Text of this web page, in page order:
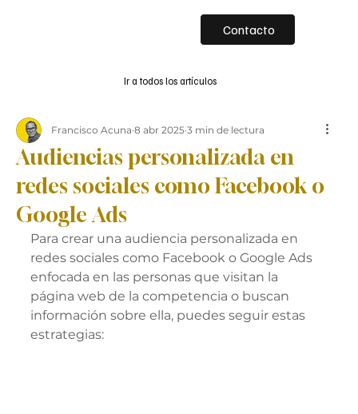
Contacto
Ir a todos los artículos
Audiencias personalizada en
redes sociales como Facebook o
Google Ads
Francisco Acuna 8 abr 2025 3 min de lectura
Para crear una audiencia personalizada en
redes sociales como Facebook o Google Ads
enfocada en las personas que visitan la
página web de la competencia o buscan
información sobre ella, puedes seguir estas
estrategias: